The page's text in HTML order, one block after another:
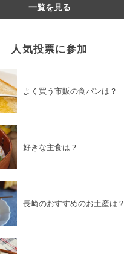
一覧を見る
人気投票に参加
よく買う市販の食パンは？
好きな主食は？
長崎のおすすめのお土産は？